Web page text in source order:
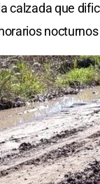
calzada que